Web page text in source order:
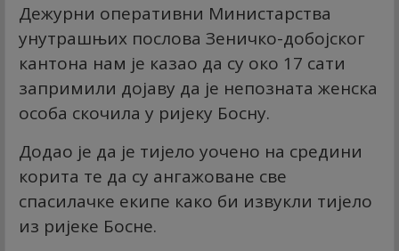
Дежурни оперативни Министарства
унутрашњих послова Зеничко-добојског
кантона нам је казао да су око 17 сати
запримили дојаву да је непозната женска
особа скочила у ријеку Босну.
Додао је да је тијело уочено на средини
корита те да су ангажоване све
спасилачке екипе како би извукли тијело
из ријеке Босне.